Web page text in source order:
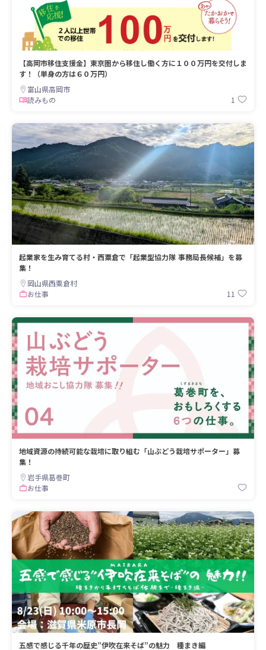
【高岡市移住支援金】東京圏から移住し働く方に１００万円を交付しま
す！（単身の方は６０万円）
富山県高岡市
読みもの
1
起業家を生み育てる村・西粟倉で「起業型協力隊 事務局長候補」を募
集！
岡山県西粟倉村
お仕事
11
地域資源の持続可能な栽培に取り組む「山ぶどう栽培サポーター」募
集！
岩手県葛巻町
お仕事
五感で感じる千年の歴史”伊吹在来そば”の魅力 種まき編